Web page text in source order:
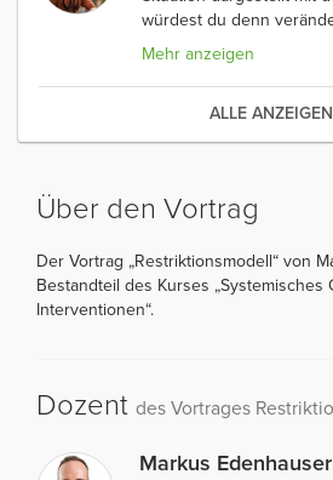
würdest du denn
Mehr anzeigen
ALLE ANZEIGEN
Über den Vortrag
Der Vortrag „Restriktionsmodell“ von
Bestandteil des Kurses „Systemisches
Interventionen“.
Dozent des Vortrages
Markus Edenhauser